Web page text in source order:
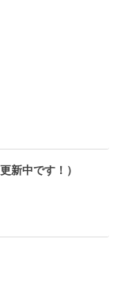
新中です！）